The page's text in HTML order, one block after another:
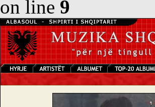
on line 9